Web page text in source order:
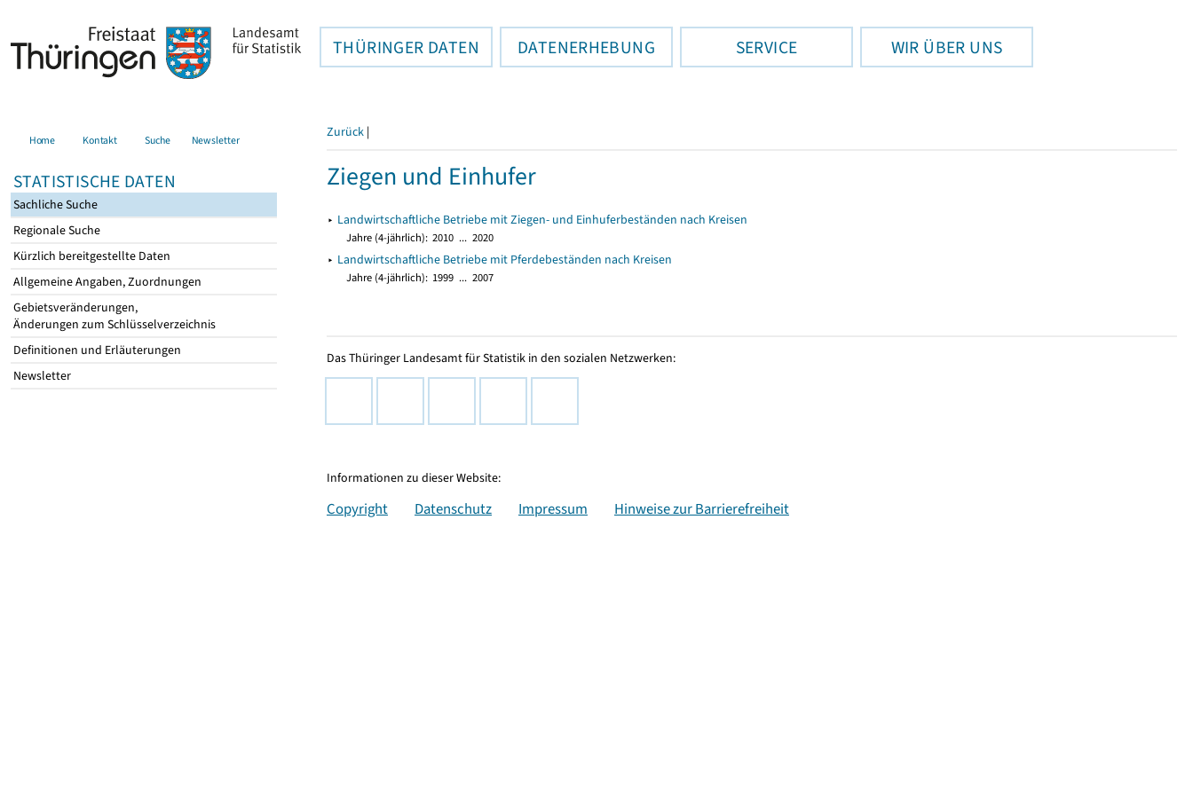
THÜRINGER DATEN DATENERHEBUNG SERVICE WIR ÜBER UNS
Home Kontakt Suche Newsletter
STATISTISCHE DATEN
Sachliche Suche
Regionale Suche
Kürzlich bereitgestellte Daten
Allgemeine Angaben, Zuordnungen
Gebietsveränderungen,
Änderungen zum Schlüsselverzeichnis
Definitionen und Erläuterungen
Newsletter
Zurück |
Ziegen und Einhufer
▸ Landwirtschaftliche Betriebe mit Ziegen- und Einhuferbeständen nach Kreisen
Jahre (4-jährlich): 2010 ... 2020
▸ Landwirtschaftliche Betriebe mit Pferdebeständen nach Kreisen
Jahre (4-jährlich): 1999 ... 2007
Das Thüringer Landesamt für Statistik in den sozialen Netzwerken:
Informationen zu dieser Website:
Copyright Datenschutz Impressum Hinweise zur Barrierefreiheit